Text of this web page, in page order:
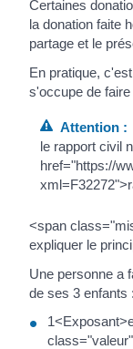
Certaines
la donation faite
partage et le
En pratique,
s'occupe de
Attention :
le rapport civil
href="https://
<span
expliquer le
Une personne a
de ses 3 enfants :